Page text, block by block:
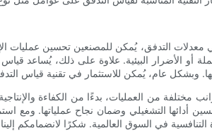
التدفق، يُمكن للمصنعين تحسين عمليات
البيئية. علاوة على ذلك، يُساعد قياس
مختلفة من العمليات، بدءًا من الكفاءة
أدائها التشغيلي وضمان نجاح عملياتها. ومع